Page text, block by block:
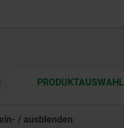
PRODUKTAUSWAHL
/ ausblenden